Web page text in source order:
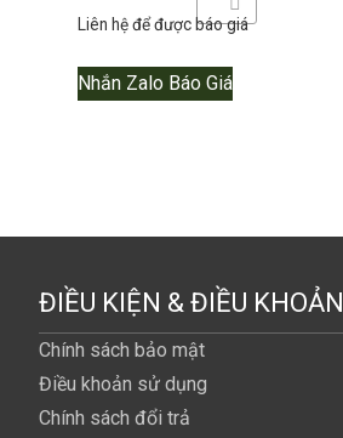
Liên hệ để được báo giá
Nhắn Zalo Báo Giá
ĐIỀU KIỆN & ĐIỀU KHOẢN
Chính sách bảo mật
Điều khoản sử dụng
Chính sách đổi trả